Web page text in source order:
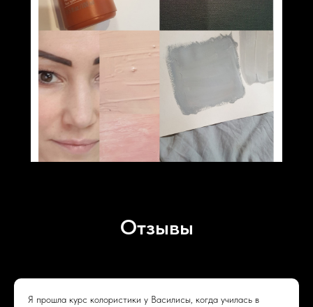
Отзывы
Я прошла курс колористики у Василисы, когда училась в